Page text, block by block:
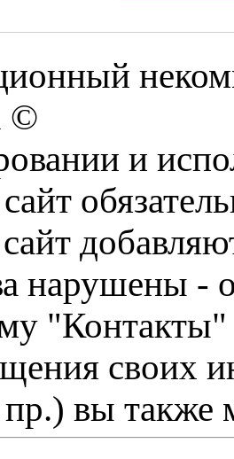
©
и
нарушены -
"Контакты"
своих
вы также